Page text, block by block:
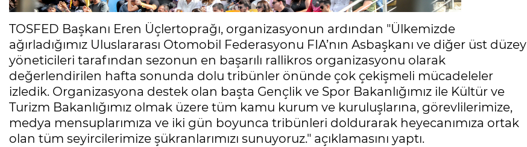
TOSFED Başkanı Eren Üçlertoprağı, organizasyonun ardından "Ülkemizde
ağırladığımız Uluslararası Otomobil Federasyonu FIA’nın Asbaşkanı ve diğer üst düzey
yöneticileri tarafından sezonun en başarılı rallikros organizasyonu olarak
değerlendirilen hafta sonunda dolu tribünler önünde çok çekişmeli mücadeleler
izledik. Organizasyona destek olan başta Gençlik ve Spor Bakanlığımız ile Kültür ve
Turizm Bakanlığımız olmak üzere tüm kamu kurum ve kuruluşlarına, görevlilerimize,
medya mensuplarımıza ve iki gün boyunca tribünleri doldurarak heyecanımıza ortak
olan tüm seyircilerimize şükranlarımızı sunuyoruz." açıklamasını yaptı.